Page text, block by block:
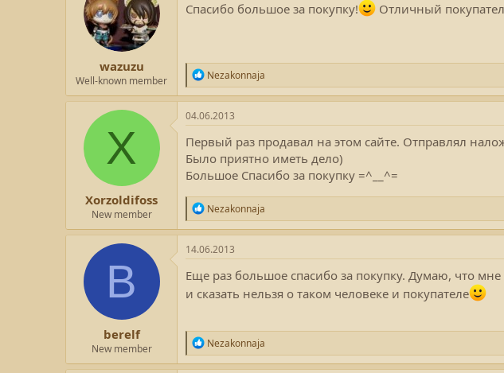
и
wazuzu
Well-known member
Спасибо большое за покупку! Отличный
Р
е
а
к
ц
и
и
:
Nezakonnaja
X
Xorzoldifoss
New member
04.06.2013
Первый раз продавал на этом сайте. Отправлял
Было приятно иметь дело)
Большое Спасибо за покупку =^__^=
Р
е
а
к
ц
и
и
:
Nezakonnaja
B
berelf
New member
14.06.2013
Еще раз большое спасибо за покупку. Думаю, что
и сказать нельзя о таком человеке и покупателе
Р
е
а
Nezakonnaja